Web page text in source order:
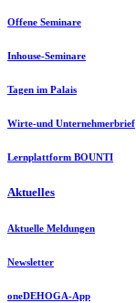
Offene Seminare
Inhouse-Seminare
Tagen im Palais
Wirte-und Unternehmerbrief
Lernplattform BOUNTI
Aktuelles
Aktuelle Meldungen
Newsletter
oneDEHOGA-App